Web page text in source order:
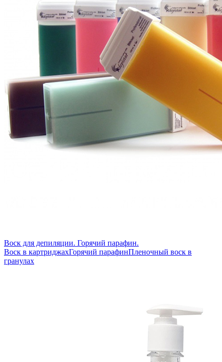
Воск для депиляции. Горячий парафин.
Воск в картриджахГорячий парафинПленочный воск в
гранулах